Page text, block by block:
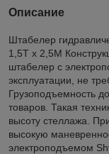
Описание
Штабелер
1,5Т х 2,5М
штабелер с
эксплуатации, не
Грузоподъемность
товаров. Такая
высоту стеллажа.
высокую
электроподъемом